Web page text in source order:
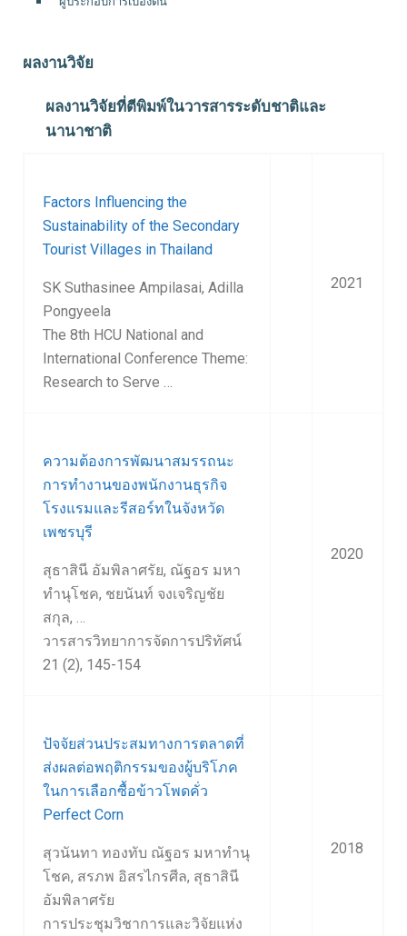
ผลงานวิจัย
ผลงานวิจัยที่ตีพิมพ์ในวารสารระดับชาติและ
นานาชาติ
Factors Influencing the
Sustainability of the Secondary
Tourist Villages in Thailand
SK Suthasinee Ampilasai, Adilla
Pongyeela
The 8th HCU National and
International Conference Theme:
Research to Serve …
2021
ความต้องการพัฒนาสมรรถนะ
การทำงานของพนักงานธุรกิจ
โรงแรมและรีสอร์ทในจังหวัด
เพชรบุรี
สุธาสินี อัมพิลาศรัย, ณัฐอร มหา
ทำนุโชค, ชยนันท์ จงเจริญชัย
สกุล, …
วารสารวิทยาการจัดการปริทัศน์
21 (2), 145-154
2020
ปัจจัยส่วนประสมทางการตลาดที่
ส่งผลต่อพฤติกรรมของผู้บริโภค
ในการเลือกซื้อข้าวโพดคั่ว
Perfect Corn
สุวนันทา ทองทับ ณัฐอร มหาทำนุ
โชค, สรภพ อิสรไกรศีล, สุธาสินี
อัมพิลาศรัย
การประชุมวิชาการและวิจัยแห่ง
2018